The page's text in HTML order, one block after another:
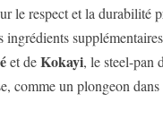
le respect et la durabilité
et deKokayi, le steel-pan
comme un plongeon